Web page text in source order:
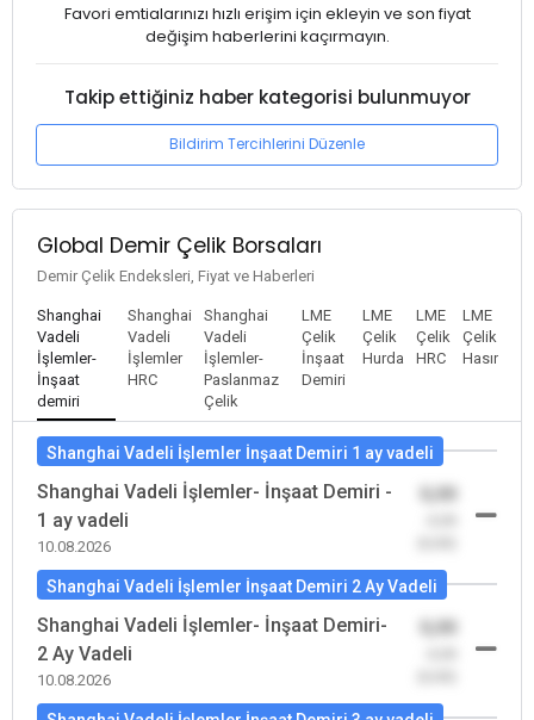
Favori emtialarınızı hızlı erişim için ekleyin ve son fiyat
değişim haberlerini kaçırmayın.
Takip ettiğiniz haber kategorisi bulunmuyor
Bildirim Tercihlerini Düzenle
Global Demir Çelik Borsaları
Demir Çelik Endeksleri, Fiyat ve Haberleri
Shanghai
Vadeli
İşlemler-
İnşaat
demiri
Shanghai
Vadeli
İşlemler
HRC
Shanghai
Vadeli
İşlemler-
Paslanmaz
Çelik
LME
Çelik
İnşaat
Demiri
LME
Çelik
Hurda
LME
Çelik
HRC
LME
Çelik
Hasır
Shanghai Vadeli İşlemler İnşaat Demiri 1 ay vadeli
Shanghai Vadeli İşlemler- İnşaat Demiri -
1 ay vadeli
10.08.2026
Shanghai Vadeli İşlemler İnşaat Demiri 2 Ay Vadeli
Shanghai Vadeli İşlemler- İnşaat Demiri-
2 Ay Vadeli
10.08.2026